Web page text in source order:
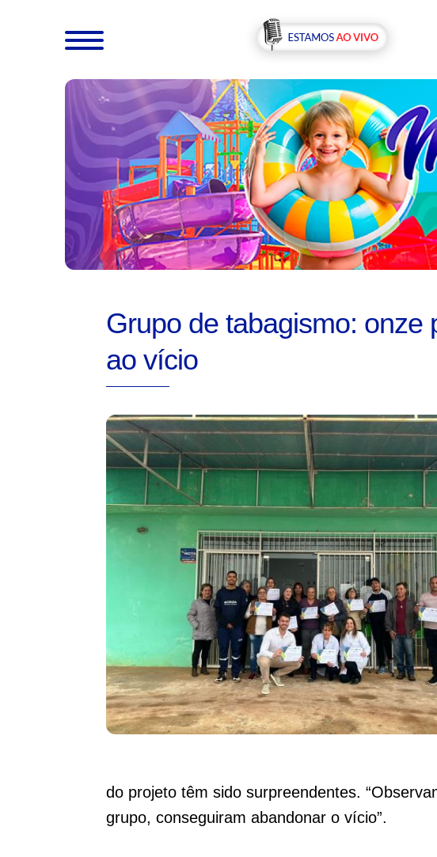
Grupo de tabagismo: onze
ao vício
do projeto têm sido surpreendentes.
grupo, conseguiram abandonar o vício”.